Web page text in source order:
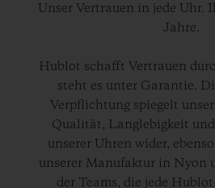
Unser Vertrauen in jede Uhr.
Jahre.
Hublot schafft Vertrauen
steht es unter Garantie.
Verpflichtung spiegelt
Qualität, Langlebigkeit
unserer Uhren wider,
unserer Manufaktur in Nyon
der Teams, die jede